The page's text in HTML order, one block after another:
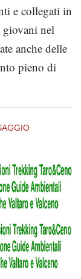
e collegati in
giovani nel
anche delle
pieno di